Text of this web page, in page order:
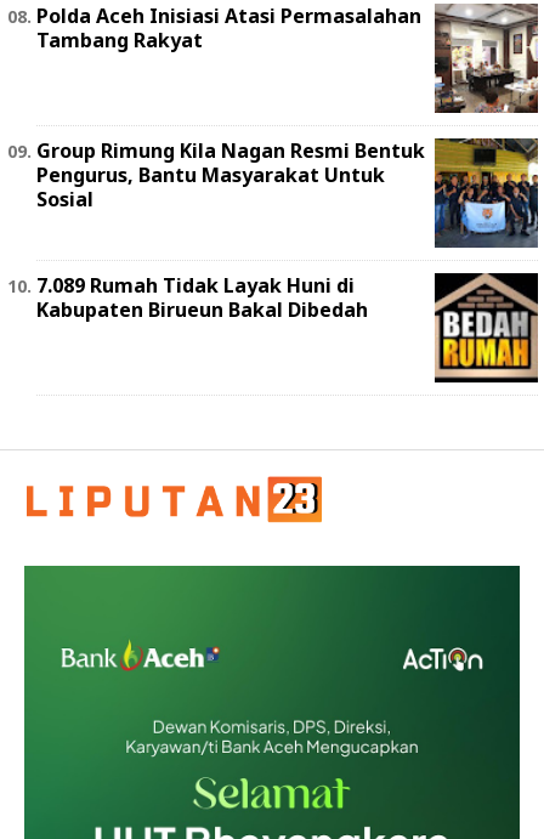
Polda Aceh Inisiasi Atasi Permasalahan
Tambang Rakyat
Group Rimung Kila Nagan Resmi Bentuk
Pengurus, Bantu Masyarakat Untuk
Sosial
7.089 Rumah Tidak Layak Huni di
Kabupaten Birueun Bakal Dibedah